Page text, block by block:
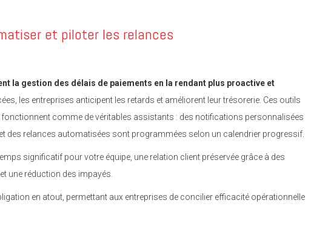
et piloter les relances
la gestion des délais de paiements en la rendant plus proactive et
les entreprises anticipent les retards et améliorent leur trésorerie. Ces outils
comme de véritables assistants : des notifications personnalisées
des relances automatisées sont programmées selon un calendrier progressif.
significatif pour votre équipe, une relation client préservée grâce à des
une réduction des impayés.
en atout, permettant aux entreprises de concilier efficacité opérationnelle